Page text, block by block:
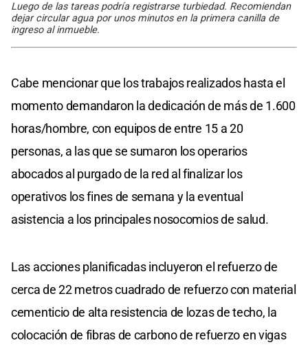
Luego de las tareas podría registrarse turbiedad. Recomiendan
dejar circular agua por unos minutos en la primera canilla de
ingreso al inmueble.
Cabe mencionar que los trabajos realizados hasta el
momento demandaron la dedicación de más de 1.600
horas/hombre, con equipos de entre 15 a 20
personas, a las que se sumaron los operarios
abocados al purgado de la red al finalizar los
operativos los fines de semana y la eventual
asistencia a los principales nosocomios de salud.
Las acciones planificadas incluyeron el refuerzo de
cerca de 22 metros cuadrado de refuerzo con material
cementicio de alta resistencia de lozas de techo, la
colocación de fibras de carbono de refuerzo en vigas